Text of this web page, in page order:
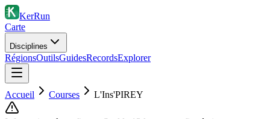
KerRun
Carte
Disciplines
RégionsOutilsGuidesRecordsExplorer
Accueil Courses L'Ins'PIREY